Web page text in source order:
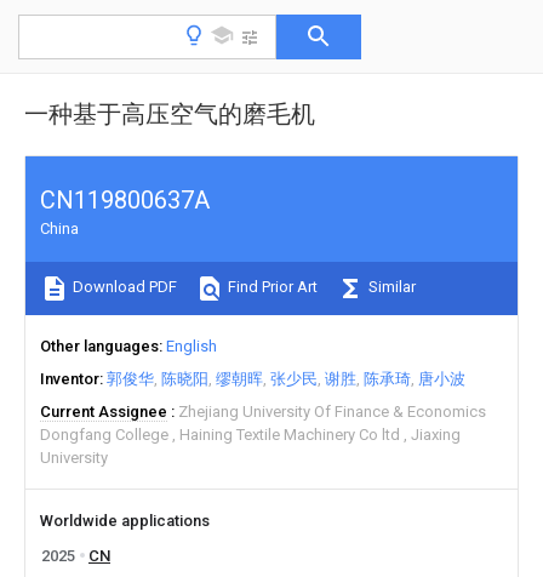
一种基于高压空气的磨毛机
CN119800637A
China
Download PDF Find Prior Art Similar
Other languages English
Inventor 郭俊华 陈晓阳 缪朝晖 张少民 谢胜 陈承琦 唐小波
Current Assignee
Zhejiang University Of Finance & Economics
Dongfang College
Haining Textile Machinery Co ltd
Jiaxing
University
Worldwide applications
2025
CN